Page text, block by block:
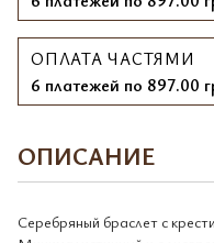
ОПЛАТА ЧАСТЯМИ
6 платежей по 897.00
ОПИСАНИЕ
Серебряный браслет с